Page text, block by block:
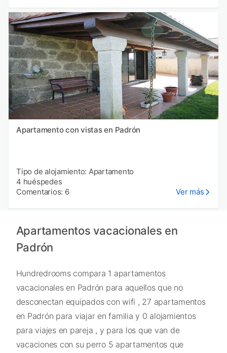
Apartamento con vistas en Padrón
Tipo de alojamiento: Apartamento
4 huéspedes
Comentarios: 6
Ver más
Apartamentos vacacionales en
Padrón
Hundredrooms compara 1 apartamentos
vacacionales en Padrón para aquellos que no
desconectan equipados con wifi , 27 apartamentos
en Padrón para viajar en familia y 0 alojamientos
para viajes en pareja , y para los que van de
vacaciones con su perro 5 apartamentos que